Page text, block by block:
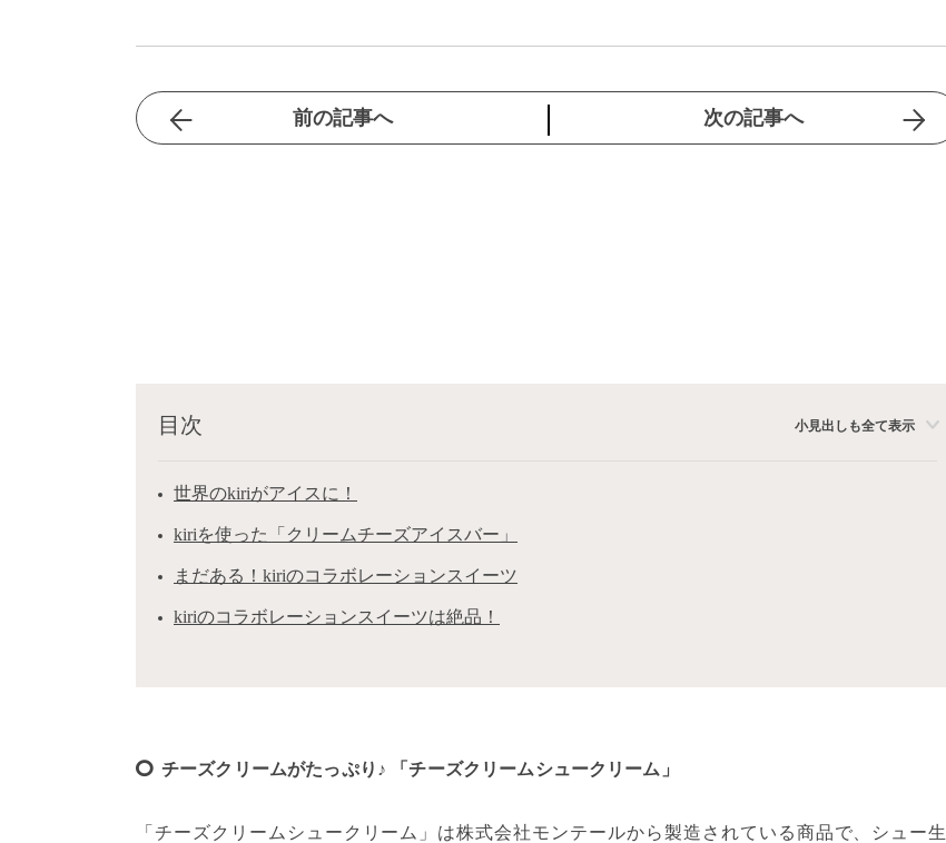
前の記事へ 次の記事へ
目次 小見出しも全て表示
世界のkiriがアイスに！
kiriを使った「クリームチーズアイスバー」
まだある！kiriのコラボレーションスイーツ
kiriのコラボレーションスイーツは絶品！
チーズクリームがたっぷり♪ 「チーズクリームシュークリーム」
「チーズクリームシュークリーム」は株式会社モンテールから製造されている商品で、シュー生